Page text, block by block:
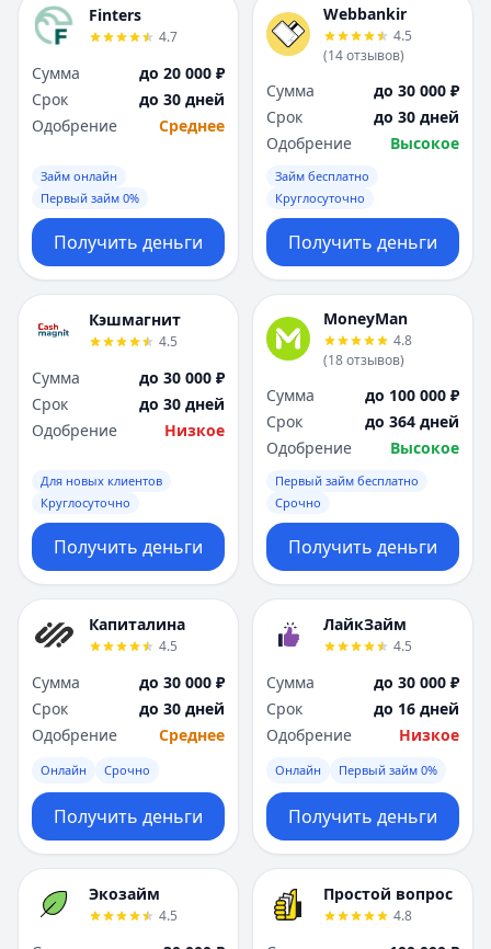
Finters
4.7
Сумма
до 20 000 ₽
Срок
до 30 дней
Одобрение
Среднее
Займ онлайн
Первый займ 0%
Получить деньги
Webbankir
4.5
(14отзывов)
Сумма
до 30 000 ₽
Срок
до 30 дней
Одобрение
Высокое
Займ бесплатно
Круглосуточно
Получить деньги
Кэшмагнит
4.5
Сумма
до 30 000 ₽
Срок
до 30 дней
Одобрение
Низкое
Для новых клиентов
Круглосуточно
Получить деньги
MoneyMan
4.8
(18отзывов)
Сумма
до 100 000 ₽
Срок
до 364 дней
Одобрение
Высокое
Первый займ бесплатно
Срочно
Получить деньги
Капиталина
4.5
Сумма
до 30 000 ₽
Срок
до 30 дней
Одобрение
Среднее
Онлайн Срочно
Получить деньги
ЛайкЗайм
4.5
Сумма
до 30 000 ₽
Срок
до 16 дней
Одобрение
Низкое
Онлайн Первый займ 0%
Получить деньги
Экозайм
4.5
Простой вопрос
4.8